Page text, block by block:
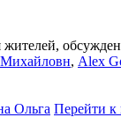
, Alex
Ольга Перейти к